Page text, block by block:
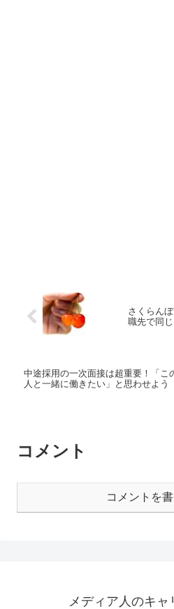
さくらん
職先で同
中途採用の一次面接は超重要！「こ
人と一緒に働きたい」と思わせよう
コメント
コメントを
メディア人のキャ